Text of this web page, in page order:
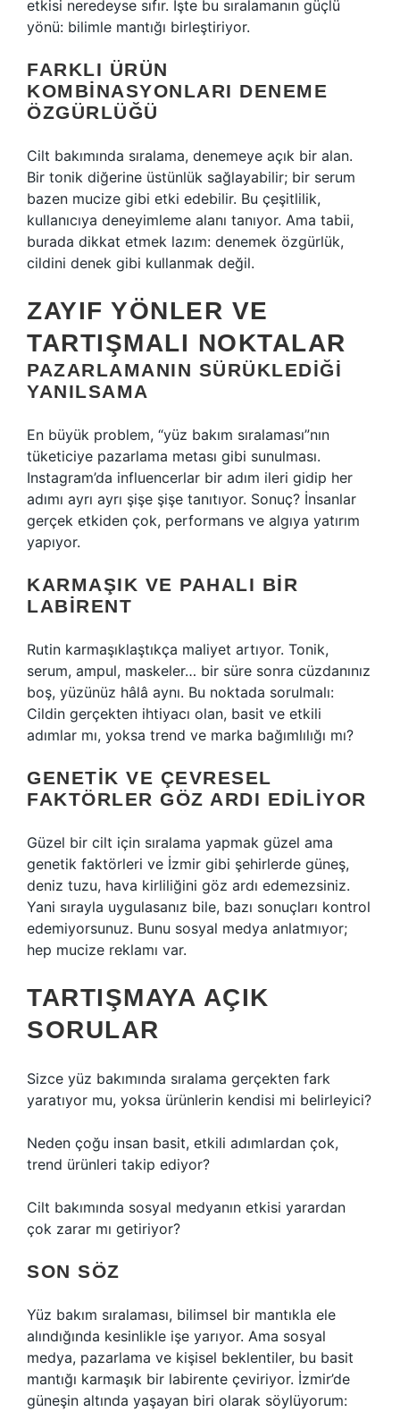
etkisi neredeyse sıfır. İşte bu sıralamanın güçlü
yönü: bilimle mantığı birleştiriyor.
FARKLI ÜRÜN
KOMBINASYONLARI DENEME
ÖZGÜRLÜĞÜ
Cilt bakımında sıralama, denemeye açık bir alan.
Bir tonik diğerine üstünlük sağlayabilir; bir serum
bazen mucize gibi etki edebilir. Bu çeşitlilik,
kullanıcıya deneyimleme alanı tanıyor. Ama tabii,
burada dikkat etmek lazım: denemek özgürlük,
cildini denek gibi kullanmak değil.
ZAYIF YÖNLER VE
TARTIŞMALI NOKTALAR
PAZARLAMANIN SÜRÜKLEDIĞI
YANILSAMA
En büyük problem, “yüz bakım sıralaması”nın
tüketiciye pazarlama metası gibi sunulması.
Instagram’da influencerlar bir adım ileri gidip her
adımı ayrı ayrı şişe şişe tanıtıyor. Sonuç? İnsanlar
gerçek etkiden çok, performans ve algıya yatırım
yapıyor.
KARMAŞIK VE PAHALI BIR
LABIRENT
Rutin karmaşıklaştıkça maliyet artıyor. Tonik,
serum, ampul, maskeler… bir süre sonra cüzdanınız
boş, yüzünüz hâlâ aynı. Bu noktada sorulmalı:
Cildin gerçekten ihtiyacı olan, basit ve etkili
adımlar mı, yoksa trend ve marka bağımlılığı mı?
GENETIK VE ÇEVRESEL
FAKTÖRLER GÖZ ARDI EDILIYOR
Güzel bir cilt için sıralama yapmak güzel ama
genetik faktörleri ve İzmir gibi şehirlerde güneş,
deniz tuzu, hava kirliliğini göz ardı edemezsiniz.
Yani sırayla uygulasanız bile, bazı sonuçları kontrol
edemiyorsunuz. Bunu sosyal medya anlatmıyor;
hep mucize reklamı var.
TARTIŞMAYA AÇIK
SORULAR
Sizce yüz bakımında sıralama gerçekten fark
yaratıyor mu, yoksa ürünlerin kendisi mi belirleyici?
Neden çoğu insan basit, etkili adımlardan çok,
trend ürünleri takip ediyor?
Cilt bakımında sosyal medyanın etkisi yarardan
çok zarar mı getiriyor?
SON SÖZ
Yüz bakım sıralaması, bilimsel bir mantıkla ele
alındığında kesinlikle işe yarıyor. Ama sosyal
medya, pazarlama ve kişisel beklentiler, bu basit
mantığı karmaşık bir labirente çeviriyor. İzmir’de
güneşin altında yaşayan biri olarak söylüyorum: